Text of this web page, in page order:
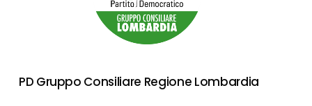
PD Gruppo Consiliare Regione Lombardia